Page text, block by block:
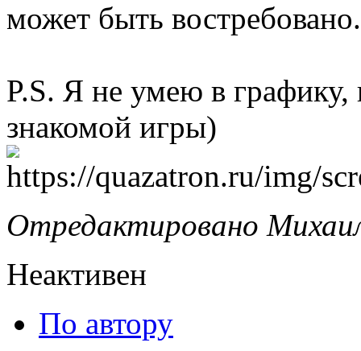
может быть востребовано.
P.S. Я не умею в
знакомой игры)
Отредактировано
Неактивен
По автору